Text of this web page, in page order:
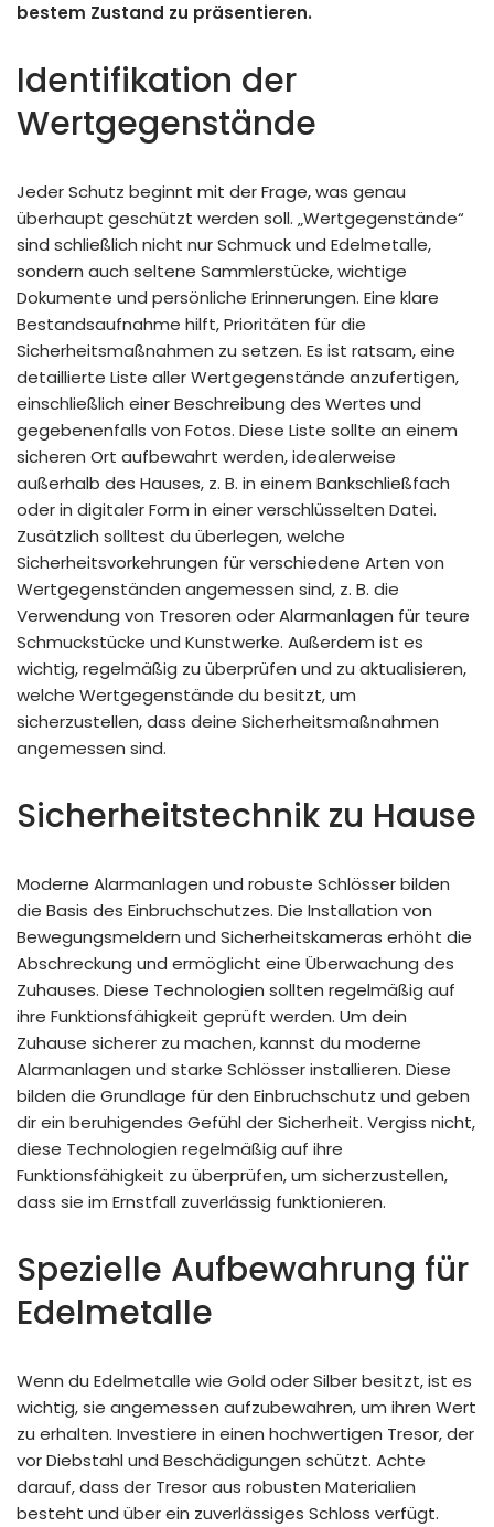
bestem Zustand zu präsentieren.
Identifikation der
Wertgegenstände
Jeder Schutz beginnt mit der Frage, was genau
überhaupt geschützt werden soll. „Wertgegenstände“
sind schließlich nicht nur Schmuck und Edelmetalle,
sondern auch seltene Sammlerstücke, wichtige
Dokumente und persönliche Erinnerungen. Eine klare
Bestandsaufnahme hilft, Prioritäten für die
Sicherheitsmaßnahmen zu setzen. Es ist ratsam, eine
detaillierte Liste aller Wertgegenstände anzufertigen,
einschließlich einer Beschreibung des Wertes und
gegebenenfalls von Fotos. Diese Liste sollte an einem
sicheren Ort aufbewahrt werden, idealerweise
außerhalb des Hauses, z. B. in einem Bankschließfach
oder in digitaler Form in einer verschlüsselten Datei.
Zusätzlich solltest du überlegen, welche
Sicherheitsvorkehrungen für verschiedene Arten von
Wertgegenständen angemessen sind, z. B. die
Verwendung von Tresoren oder Alarmanlagen für teure
Schmuckstücke und Kunstwerke. Außerdem ist es
wichtig, regelmäßig zu überprüfen und zu aktualisieren,
welche Wertgegenstände du besitzt, um
sicherzustellen, dass deine Sicherheitsmaßnahmen
angemessen sind.
Sicherheitstechnik zu Hause
Moderne Alarmanlagen und robuste Schlösser bilden
die Basis des Einbruchschutzes. Die Installation von
Bewegungsmeldern und Sicherheitskameras erhöht die
Abschreckung und ermöglicht eine Überwachung des
Zuhauses. Diese Technologien sollten regelmäßig auf
ihre Funktionsfähigkeit geprüft werden. Um dein
Zuhause sicherer zu machen, kannst du moderne
Alarmanlagen und starke Schlösser installieren. Diese
bilden die Grundlage für den Einbruchschutz und geben
dir ein beruhigendes Gefühl der Sicherheit. Vergiss nicht,
diese Technologien regelmäßig auf ihre
Funktionsfähigkeit zu überprüfen, um sicherzustellen,
dass sie im Ernstfall zuverlässig funktionieren.
Spezielle Aufbewahrung für
Edelmetalle
Wenn du Edelmetalle wie Gold oder Silber besitzt, ist es
wichtig, sie angemessen aufzubewahren, um ihren Wert
zu erhalten. Investiere in einen hochwertigen Tresor, der
vor Diebstahl und Beschädigungen schützt. Achte
darauf, dass der Tresor aus robusten Materialien
besteht und über ein zuverlässiges Schloss verfügt.